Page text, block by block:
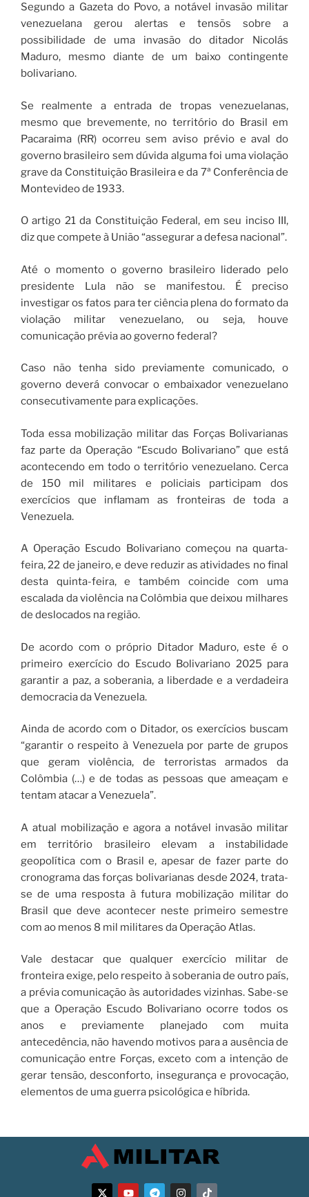
Segundo a Gazeta do Povo, a notável invasão militar
venezuelana gerou alertas e tensõs sobre a
possibilidade de uma invasão do ditador Nicolás
Maduro, mesmo diante de um baixo contingente
bolivariano.
Se realmente a entrada de tropas venezuelanas,
mesmo que brevemente, no território do Brasil em
Pacaraima (RR) ocorreu sem aviso prévio e aval do
governo brasileiro sem dúvida alguma foi uma violação
grave da Constituição Brasileira e da 7ª Conferência de
Montevideo de 1933.
O artigo 21 da Constituição Federal, em seu inciso III,
diz que compete à União “assegurar a defesa nacional”.
Até o momento o governo brasileiro liderado pelo
presidente Lula não se manifestou. É preciso
investigar os fatos para ter ciência plena do formato da
violação militar venezuelano, ou seja, houve
comunicação prévia ao governo federal?
Caso não tenha sido previamente comunicado, o
governo deverá convocar o embaixador venezuelano
consecutivamente para explicações.
Toda essa mobilização militar das Forças Bolivarianas
faz parte da Operação “Escudo Bolivariano” que está
acontecendo em todo o território venezuelano. Cerca
de 150 mil militares e policiais participam dos
exercícios que inflamam as fronteiras de toda a
Venezuela.
A Operação Escudo Bolivariano começou na quarta-
feira, 22 de janeiro, e deve reduzir as atividades no final
desta quinta-feira, e também coincide com uma
escalada da violência na Colômbia que deixou milhares
de deslocados na região.
De acordo com o próprio Ditador Maduro, este é o
primeiro exercício do Escudo Bolivariano 2025 para
garantir a paz, a soberania, a liberdade e a verdadeira
democracia da Venezuela.
Ainda de acordo com o Ditador, os exercícios buscam
“garantir o respeito à Venezuela por parte de grupos
que geram violência, de terroristas armados da
Colômbia (…) e de todas as pessoas que ameaçam e
tentam atacar a Venezuela”.
A atual mobilização e agora a notável invasão militar
em território brasileiro elevam a instabilidade
geopolítica com o Brasil e, apesar de fazer parte do
cronograma das forças bolivarianas desde 2024, trata-
se de uma resposta à futura mobilização militar do
Brasil que deve acontecer neste primeiro semestre
com ao menos 8 mil militares da Operação Atlas.
Vale destacar que qualquer exercício militar de
fronteira exige, pelo respeito à soberania de outro país,
a prévia comunicação às autoridades vizinhas. Sabe-se
que a Operação Escudo Bolivariano ocorre todos os
anos e previamente planejado com muita
antecedência, não havendo motivos para a ausência de
comunicação entre Forças, exceto com a intenção de
gerar tensão, desconforto, insegurança e provocação,
elementos de uma guerra psicológica e híbrida.